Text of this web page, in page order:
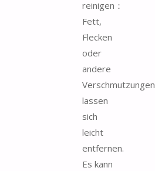
reinigen：
Fett,
Flecken
oder
andere
Verschmutzungen
lassen
sich
leicht
entfernen.
Es kann